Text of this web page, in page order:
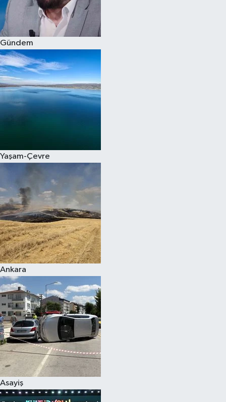
Gündem
Yaşam-Çevre
Ankara
Asayiş
Spor
Burç Yorumları
Çocuk
Eğitim
Kim kimdir?
Kültür Sanat
Sağlık
Siyaset
Teknoloji
Televizyon
Yaşam-Çevre